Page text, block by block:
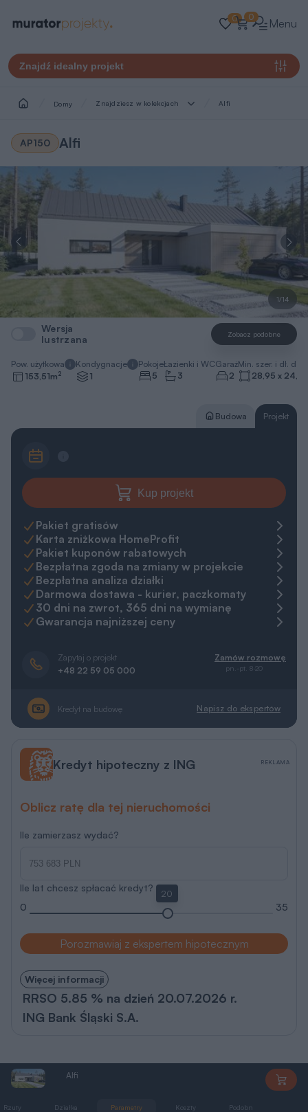
0 0 Menu
Znajdź idealny projekt
Domy Znajdziesz w kolekcjach Alfi
AP150 Alfi
1/14
Wersja
lustrzana
Zobacz podobne
Pow. użytkowa
153,51m2
Kondygnacje
1
Pokoje
5
Łazienki i WC
3
Garaż
2
Min. szer. i dł.
28,95 x
Budowa Projekt
Kup projekt
Pakiet gratisów
Karta zniżkowa HomeProfit
Pakiet kuponów rabatowych
Bezpłatna zgoda na zmiany w projekcie
Bezpłatna analiza działki
Darmowa dostawa - kurier, paczkomaty
30 dni na zwrot, 365 dni na wymianę
Gwarancja najniższej ceny
Zapytaj o projekt
+48 22 59 05 000
Zamów rozmowę
pn.-pt. 8-20
Kredyt na budowę Napisz do ekspertów
Kredyt hipoteczny z ING
Oblicz ratę dla tej nieruchomości
Ile zamierzasz wydać?
Ile lat chcesz spłacać kredyt?
0
20
35
Porozmawiaj z ekspertem hipotecznym
Więcej informacji
RRSO 5.85 % na dzień 20.07.2026 r.
ING Bank Śląski S.A.
REKLAMA
Alfi
Rzuty Działka Parametry Koszty Podobne